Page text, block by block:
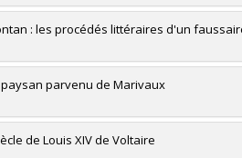
: les procédés littéraires d'un
parvenu de Marivaux
de Louis XIV de Voltaire